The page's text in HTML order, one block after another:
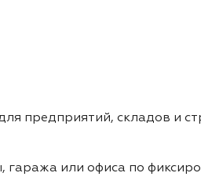
предприятий, складов и
гаража или офиса по